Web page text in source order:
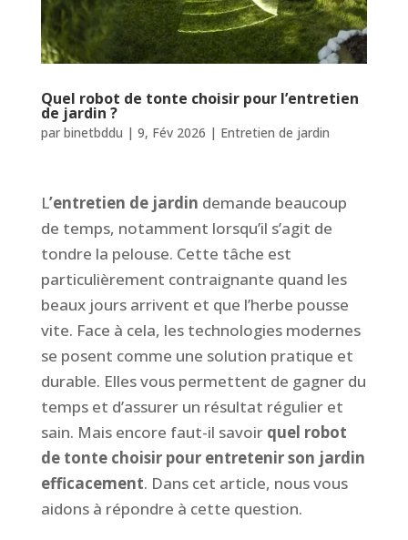
Quel robot de tonte choisir pour l’entretien
de jardin ?
par binetbddu | 9, Fév 2026 | Entretien de jardin
L’entretien de jardin demande beaucoup
de temps, notamment lorsqu’il s’agit de
tondre la pelouse. Cette tâche est
particulièrement contraignante quand les
beaux jours arrivent et que l’herbe pousse
vite. Face à cela, les technologies modernes
se posent comme une solution pratique et
durable. Elles vous permettent de gagner du
temps et d’assurer un résultat régulier et
sain. Mais encore faut-il savoir quel robot
de tonte choisir pour entretenir son jardin
efficacement. Dans cet article, nous vous
aidons à répondre à cette question.